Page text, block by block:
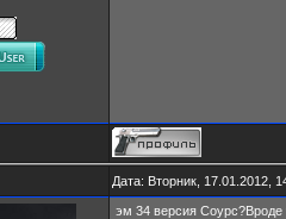
Дата: Вторник, 17.01.2012,
эм 34 версия Соурс?Вроде